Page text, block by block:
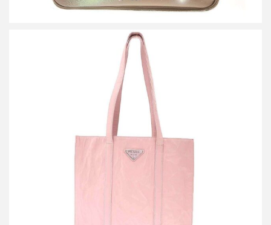
プラダ リンクル レザートートバッグ
買取金額42,000円